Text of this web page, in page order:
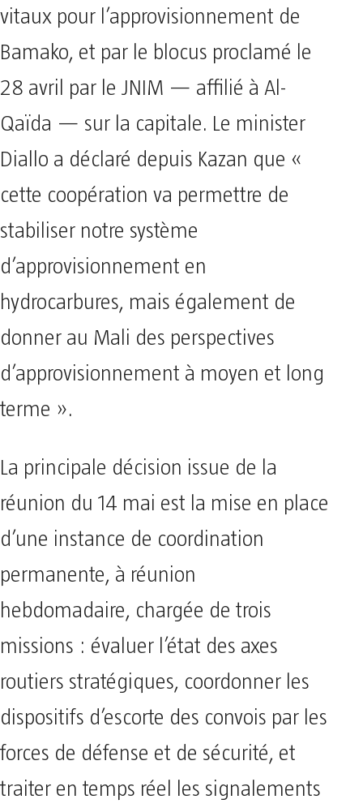
vitaux pour l’approvisionnement de
Bamako, et par le blocus proclamé le
28 avril par le JNIM — affilié à Al-
Qaïda — sur la capitale. Le minister
Diallo a déclaré depuis Kazan que «
cette coopération va permettre de
stabiliser notre système
d’approvisionnement en
hydrocarbures, mais également de
donner au Mali des perspectives
d’approvisionnement à moyen et long
terme ».
La principale décision issue de la
réunion du 14 mai est la mise en place
d’une instance de coordination
permanente, à réunion
hebdomadaire, chargée de trois
missions : évaluer l’état des axes
routiers stratégiques, coordonner les
dispositifs d’escorte des convois par les
forces de défense et de sécurité, et
traiter en temps réel les signalements